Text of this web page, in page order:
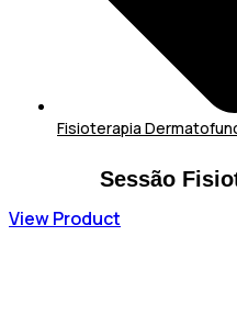
Fisioterapia
Sessão
View Product